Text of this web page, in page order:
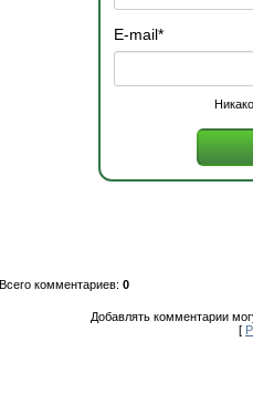
E-mail*
Всего комментариев: 0
Добавлять комментарии
[